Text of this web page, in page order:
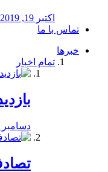
اکتبر 19, 2019
تماس با ما
خبرها
تمام اخبار
دسامبر 24, 2019